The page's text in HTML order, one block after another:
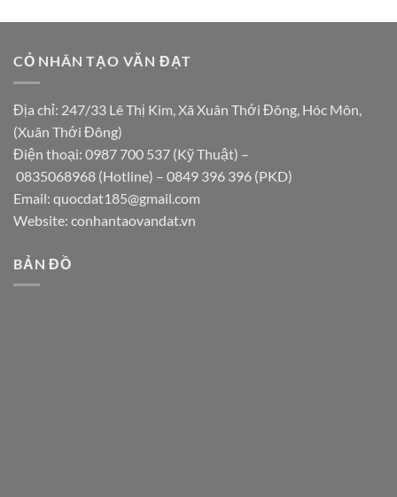
CỎ NHÂN TẠO VĂN ĐẠT
Địa chỉ: 247/33 Lê Thị Kim, Xã Xuân Thới Đông, Hóc Môn,
(Xuân Thới Đông)
Điện thoại: 0987 700 537 (Kỹ Thuật) –
0835068968 (Hotline) – 0849 396 396 (PKD)
Email: quocdat185@gmail.com
Website: conhantaovandat.vn
BẢN ĐỒ